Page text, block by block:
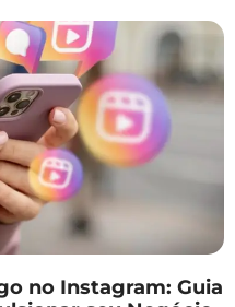
no Instagram: Guia